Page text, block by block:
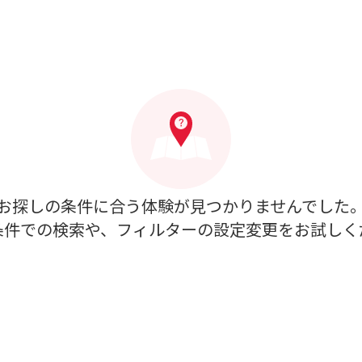
探しの条件に合う体験が見つかりませんでした。
での検索や、フィルターの設定変更をお試しく